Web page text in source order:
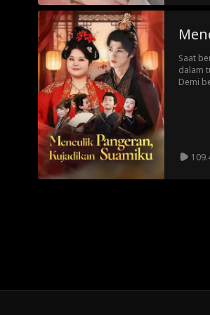
Saat
dalam
Demi